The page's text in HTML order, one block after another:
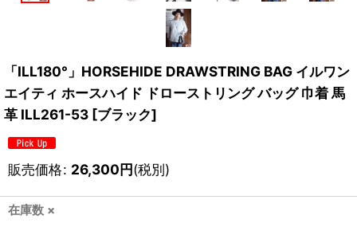
「ILL180°」HORSEHIDE DRAWSTRING BAG イルワン
エイティ ホースハイド ドローストリング バッグ 巾着 馬
革 ILL261-53 [ブラック]
販売価格: 26,300円(税別)
在庫数 ×